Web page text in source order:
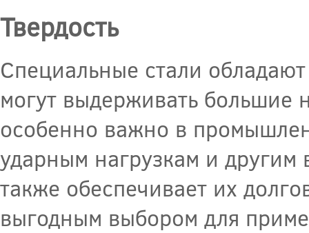
Твердость
Специальные стали
могут выдерживать большие
особенно важно в
ударным нагрузкам и другим
также обеспечивает их
выгодным выбором для